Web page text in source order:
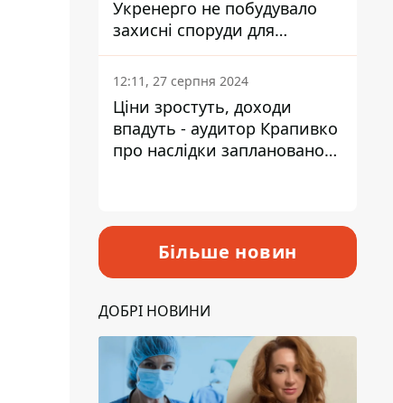
Укренерго не побудувало
захисні споруди для
енергетики - нардеп
Кучеренко
12:11, 27 серпня 2024
Ціни зростуть, доходи
впадуть - аудитор Крапивко
про наслідки запланованого
Більше новин
ДОБРІ НОВИНИ